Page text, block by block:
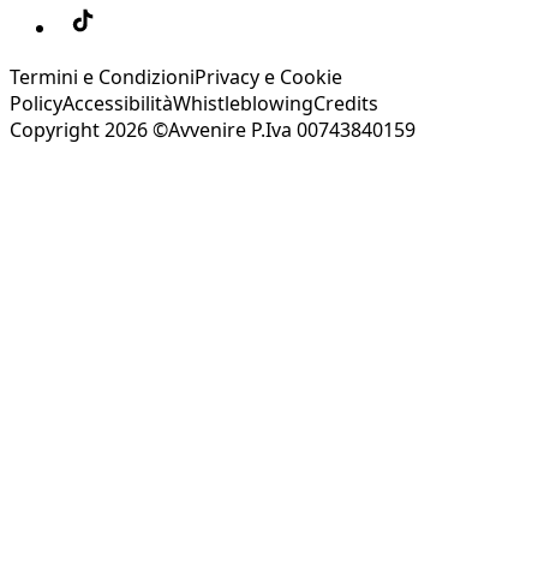
Termini e CondizioniPrivacy e Cookie
PolicyAccessibilitàWhistleblowingCredits
Copyright 2026 ©Avvenire P.Iva 00743840159